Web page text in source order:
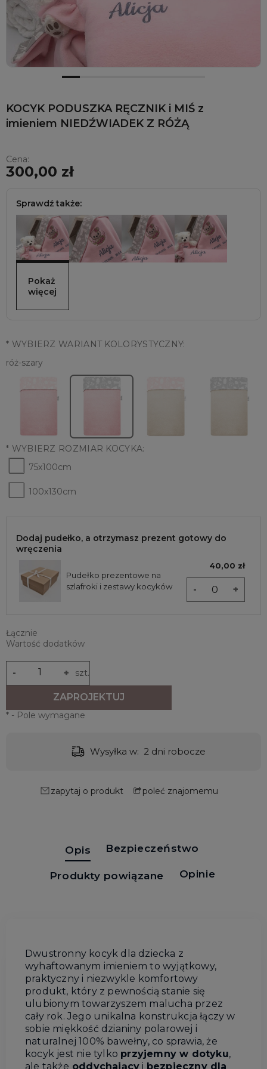
KOCYK PODUSZKA RĘCZNIK i MIŚ z
imieniem NIEDŹWIADEK Z RÓŻĄ
Cena:
300,00 zł
Sprawdź także:
Pokaż
więcej
* WYBIERZ WARIANT KOLORYSTYCZNY:
róż-szary
* WYBIERZ ROZMIAR KOCYKA:
75x100cm
100x130cm
Dodaj pudełko, a otrzymasz prezent gotowy do
wręczenia
Pudełko prezentowe na
szlafroki i zestawy kocyków
40,00 zł
- +
Łącznie
Wartość dodatków
+
- szt.
ZAPROJEKTUJ
* - Pole wymagane
Wysyłka w: 2 dni robocze
zapytaj o produkt poleć znajomemu
Opis Bezpieczeństwo
Produkty powiązane Opinie
Dwustronny kocyk dla dziecka z
wyhaftowanym imieniem to wyjątkowy,
praktyczny i niezwykle komfortowy
produkt, który z pewnością stanie się
ulubionym towarzyszem malucha przez
cały rok. Jego unikalna konstrukcja łączy w
sobie miękkość dzianiny polarowej i
naturalnej 100% bawełny, co sprawia, że
kocyk jest nie tylko przyjemny w dotyku,
ale także oddychający i bezpieczny dla